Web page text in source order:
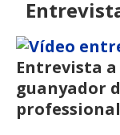
Entrevista
guanyador